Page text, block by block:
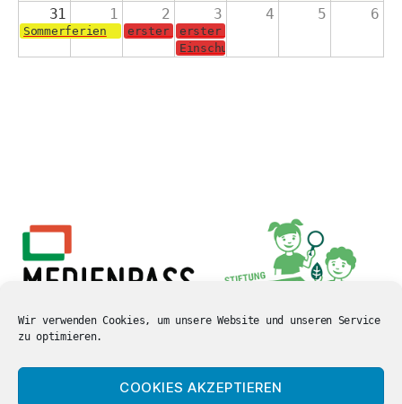
Wir verwenden Cookies, um unsere Website und unseren Service
zu optimieren.
COOKIES AKZEPTIEREN
31 1 2 3 4 5 6
Sommerferien erster Schultag für die Jahrgänge 2-4
erster Schultag für die
Einschulungsgottesdienst in der